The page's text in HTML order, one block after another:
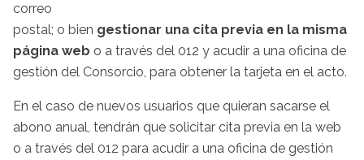
correo
postal; o bien gestionar una cita previa en la misma
página web o a través del 012 y acudir a una oficina de
gestión del Consorcio, para obtener la tarjeta en el acto.
En el caso de nuevos usuarios que quieran sacarse el
abono anual, tendrán que solicitar cita previa en la web
o a través del 012 para acudir a una oficina de gestión